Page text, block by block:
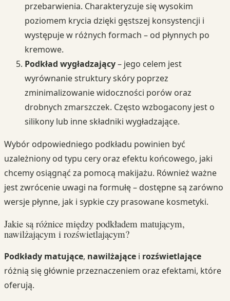
przebarwienia. Charakteryzuje się wysokim
poziomem krycia dzięki gęstszej konsystencji i
występuje w różnych formach – od płynnych po
kremowe.
Podkład wygładzający– jego celem jest
wyrównanie struktury skóry poprzez
zminimalizowanie widoczności porów oraz
drobnych zmarszczek. Często wzbogacony jest o
silikony lub inne składniki wygładzające.
Wybór odpowiedniego podkładu powinien być
uzależniony od typu cery oraz efektu końcowego, jaki
chcemy osiągnąć za pomocą makijażu. Również ważne
jest zwrócenie uwagi na formułę – dostępne są zarówno
wersje płynne, jak i sypkie czy prasowane kosmetyki.
Jakie są różnice między podkładem matującym,
nawilżającym i rozświetlającym?
Podkłady matujące, nawilżające i rozświetlające
różnią się głównie przeznaczeniem oraz efektami, które
oferują.